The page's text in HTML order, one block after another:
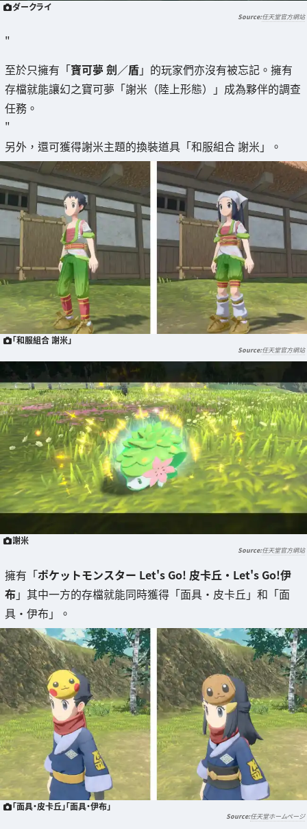
ダークライ
任天堂官方網站
"
至於只擁有「寶可夢 劍／盾」的玩家們亦沒有被忘記。擁有
存檔就能讓幻之寶可夢「謝米（陸上形態）」成為夥伴的調查
任務。
"
另外，還可獲得謝米主題的換裝道具「和服組合 謝米」。
「和服組合 謝米」
任天堂官方網站
謝米
任天堂官方網站
擁有「ポケットモンスター Let's Go! 皮卡丘・Let's Go!伊
布」其中一方的存檔就能同時獲得「面具・皮卡丘」和「面
具・伊布」。
「面具・皮卡丘」「面具・伊布」
任天堂ホームページ